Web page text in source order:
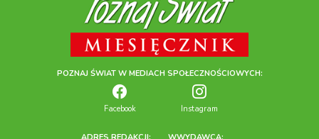
POZNAJ ŚWIAT W MEDIACH SPOŁECZNOŚCIOWYCH:
Facebook Instagram